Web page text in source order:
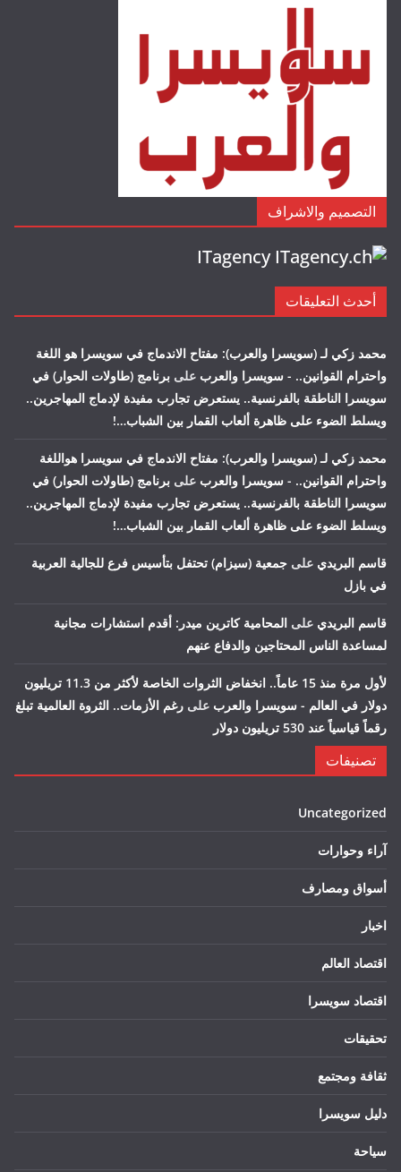
التصميم والاشراف
ITagency
أحدث التعليقات
محمد زكي لـ (سويسرا والعرب): مفتاح الاندماج في سويسرا هو اللغة
واحترام القوانين.. - سويسرا والعرب على برنامج (طاولات الحوار) في
سويسرا الناطقة بالفرنسية.. يستعرض تجارب مفيدة لإدماج المهاجرين..
ويسلط الضوء على ظاهرة ألعاب القمار بين الشباب…!
محمد زكي لـ (سويسرا والعرب): مفتاح الاندماج في سويسرا هواللغة
واحترام القوانين.. - سويسرا والعرب على برنامج (طاولات الحوار) في
سويسرا الناطقة بالفرنسية.. يستعرض تجارب مفيدة لإدماج المهاجرين..
ويسلط الضوء على ظاهرة ألعاب القمار بين الشباب…!
قاسم البريدي على جمعية (سيزام) تحتفل بتأسيس فرع للجالية العربية
في بازل
قاسم البريدي على المحامية كاترين ميدر: أقدم استشارات مجانية
لمساعدة الناس المحتاجين والدفاع عنهم
لأول مرة منذ 15 عاماً.. انخفاض الثروات الخاصة لأكثر من 11.3 تريليون
دولار في العالم - سويسرا والعرب على رغم الأزمات.. الثروة العالمية تبلغ
رقماً قياسياً عند 530 تريليون دولار
تصنيفات
Uncategorized
آراء وحوارات
أسواق ومصارف
اخبار
اقتصاد العالم
اقتصاد سويسرا
تحقيقات
ثقافة ومجتمع
دليل سويسرا
سياحة